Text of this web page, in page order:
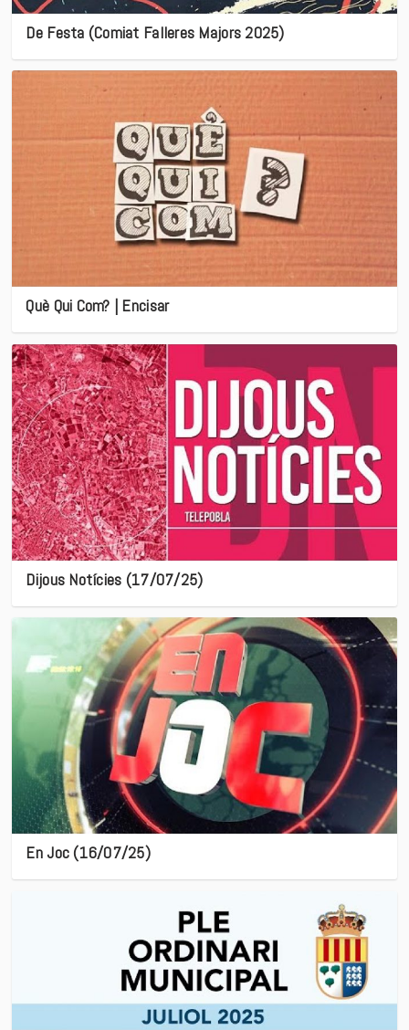
De Festa (Comiat Falleres Majors 2025)
Què Qui Com? | Encisar
Dijous Notícies (17/07/25)
En Joc (16/07/25)